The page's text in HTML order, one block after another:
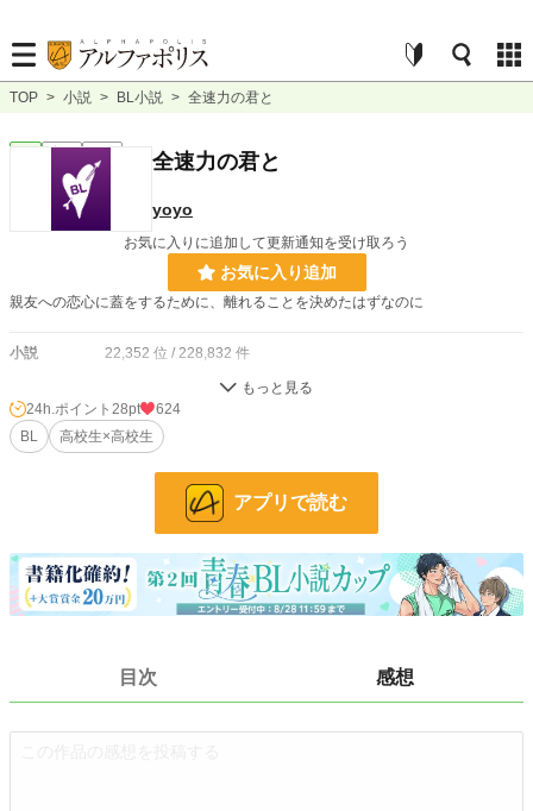
TOP > 小説 > BL小説 > 全速力の君と
完結 短編 全速力の君と
yoyo
お気に入りに追加して更新通知を受け取ろう
お気に入り追加
親友への恋心に蓋をするために、離れることを決めたはずなのに
小説 22,352 位 / 228,832 件
5,713 位 / 31,435 件
お気に入り 99
更新日時 2025.08.13 14:06
初回公開日時 2025.08.13 14:06
558 pt (13,576 位)
月間ポイント 1,940 pt (16,264 位)
24h.ポイント 28pt
624
BL
高校生×高校生
アプリで読む
目次 感想